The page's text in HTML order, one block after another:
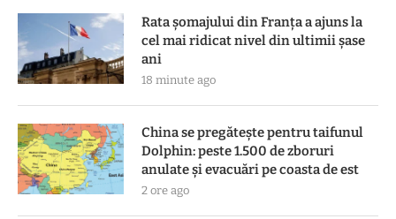
Rata șomajului din Franța a ajuns la
cel mai ridicat nivel din ultimii șase
ani
18 minute ago
China se pregătește pentru taifunul
Dolphin: peste 1.500 de zboruri
anulate și evacuări pe coasta de est
2 ore ago